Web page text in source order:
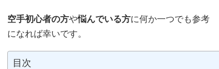
空手初心者の方や悩んでいる方に何か一つでも参考
になれば幸いです。
目次